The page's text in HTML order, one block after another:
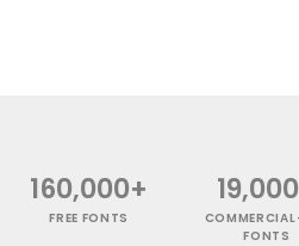
160,000+
FREE FONTS
FONTS